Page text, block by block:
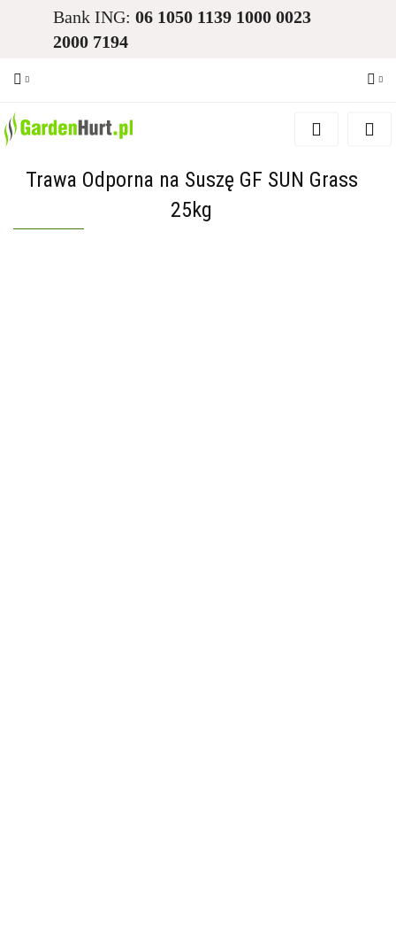
Bank ING: 06 1050 1139 1000 0023
2000 7194
Zaloguj się
Dodaj zgłoszenie
Trawa Odporna na Suszę GF SUN Grass
25kg